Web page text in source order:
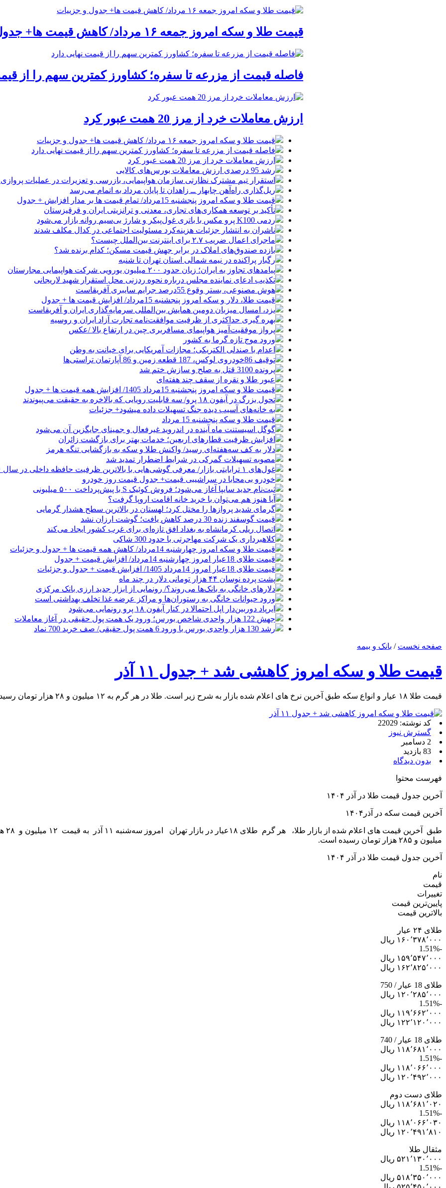
قیمت طلا و سکه امروز جمعه ۱۶ مرداد/ کاهش قیمت ها+ جدول و جزییات
فاصله قیمت از مزرعه تا سفره؛ کشاورز کمترین سهم را از
ارزش معاملات خرد از مرز 20 همت عبور کرد
قیمت طلا و سکه امروز جمعه ۱۶ مرداد/ کاهش قیمت ها+ جدول و جزییات
فاصله قیمت از مزرعه تا سفره؛ کشاورز کمترین سهم را از قیمت نهایی دارد
ارزش معاملات خرد از مرز 20 همت عبور کرد
رشد 95 درصدی ارزش معاملات بورس‌های کالایی
استقرار تیم مشترک نظارتی سازمان هواپیمایی، بازرسی و تعزیرات در عملیات پروازی
ریل‌گذاری راه‌آهن چابهار ــ زاهدان تا پایان مرداد به اتمام می‌رسد
قیمت طلا و سکه امروز پنجشنبه 15مرداد/ تمام قیمت ها بر مدار افزایش + جدول
تأکید بر توسعه همکاری‌های تجاری، معدنی و ترانزیتی ایران و قرقیزستان
ردمی K100 پرو مکس با باتری غول‌پیکر و شارژ بی‌سیم روانه بازار می‌شود
ناشران به انتشار جزئیات هزینه‌کرد مسئولیت اجتماعی در کدال مکلف شدند
ماجرای اعمال ضریب ۲.۷ برای اینترنت بین‌الملل چیست؟
بازده صندوق‌های املاک در برابر جهش قیمت مسکن؛ کدام برنده شد؟
رگبار پراکنده در نیمه شمالی استان تهران تا شنبه
پیامدهای تجاوز به ایران؛ زیان حدود ۲۰۰ میلیون یورویی شرکت هواپیمایی مجارستان
تکذیب ادعای نماینده مجلس درباره نحوه ردزنی محل استقرار شهید لاریجانی
هوش مصنوعی، بستر وقوع 55درصد جرایم سایبری آفریقاست
قیمت طلا، دلار و سکه امروز پنجشنبه 15مرداد/ افزایش قیمت ها + جدول
یزد، امسال میزبان دومین همایش بین‌المللی سرمایه‌گذاری ایران و آفریقاست
بهره گیری حداکثری از ظرفیت موافقت‌نامه تجارت آزاد ایران و روسیه
پرواز موفقیت‌آمیز هواپیمای مسافربری چین در ارتفاع بالا /عکس
ورود موج تازه گرما به کشور
اعدام با صندلی الکتریکی؛ مجازات آمریکایی برای خیانت به وطن
توقیف 86خودروی لوکس، 187 قطعه زمین و 86 آپارتمان تراستی‌ها
پرونده 3100 قتل به صلح و سازش ختم شد
عبور طلا و نقره از سقف چند هفته‌ای
قیمت طلا و سکه امروز پنجشنبه 15مرداد 1405/ افزایش همه قیمت ها + جدول
تحول بزرگ در آیفون ۱۸ پرو/ سه قابلیت رویایی که بالاخره به حقیقت می‌پیوندند
به خانه‌های آسیب دیده جنگ تسهیلات داده میشود+ جزئیات
قیمت طلا و سکه پنجشنبه 15 مرداد
گوگل اسیستنت ماه آینده در اندروید غیرفعال و جمینای جایگزین آن می‌شود
افزایش ظرفیت قطارهای اربعین؛ خدمات بهتر برای بازگشت زائران
دلار به کف سه‌هفته‌ای رسید/ واکنش طلا و سکه به بازگشایی تنگه هرمز
مصوبه تسهیلات گمرکی در شرایط اضطرار تمدید شد
غول‌های ۱ ترابایتی بازار/ معرفی گوشی‌هایی با بالاترین ظرفیت حافظه داخلی در سال ۲۰۲۶
خودرو بی‌محابا در سراشیبی قیمت+ جدول قیمت روز خودرو
ثبت‌نام جدید سایپا آغاز می‌شود؛ فروش کوئیک S با پیش‌پرداخت ۵۰۰ میلیونی
آیا هنوز هم می‌توان با خرید خانه اقامت اروپا گرفت؟
گرمای شدید پروازها را مختل کرد؛ لهستان در بالاترین سطح هشدار گرمایی
قیمت گوسفند زنده 30 درصد کاهش یافت؛ گوشت ارزان نشد
اتصال ریلی کرمانشاه به بغداد افق تازه‌ای برای غرب کشور ایجاد می‌کند
کلاهبرداری یک شرکت مهاجرتی با حدود 300 شاکی
قیمت طلا و سکه امروز چهارشنبه 14مرداد/ کاهش همه قیمت ها + جدول و جزئیات
قیمت طلای 18عیار امروز چهارشنبه 14مرداد/ افزایش قیمت + جدول
قیمت طلای 18عیار امروز 14مرداد 1405/ افزایش قیمت + جدول و جزئیات
پشت پرده نوسان ۴۴ هزار تومانی دلار در چند ماه
دلارهای خانگی به بانک‌ها می‌روند؟/ رونمایی از ابزار جدید ارزی بانک مرکزی
ورود حیوانات خانگی به رستوران‌ها و مراکز عرضه غذا تخلف بهداشتی است
ایرپاد دوربین‌دار اپل احتمالا در کنار آیفون ۱۸ پرو رونمایی می‌شود
جهش 122 هزار واحدی شاخص بورس؛ ورود یک همت پول حقیقی در آغاز معاملات
رشد 130 هزار واحدی بورس با ورود 6 همت پول حقیقی/ صف خرید 700 نماد
صفحه نخست / بانک و بیمه
قیمت طلا و سکه امروز کاهشی شد + جدول ۱۱ آذر
قیمت طلا ۱۸ عیار و انواع سکه طبق آخرین نرخ های اعلام شده بازار به شرح زیر است. طلا در هر گرم به ۱۲ میلیون و ۲۸ هزار تومان رسید.
کد نوشته: 22029
گسترش نیوز
2 دسامبر
83 بازدید
بدون دیدگاه
فهرست محتوا
آخرین جدول قیمت طلا در آذر ۱۴۰۴
آخرین قیمت سکه در آذر۱۴۰۴
میلیون و ۲۸۵ هزار تومان رسیده است.
آخرین جدول قیمت طلا در آذر ۱۴۰۴
نام
قیمت
تغییرات
پایین‌ترین قیمت
بالاترین قیمت
طلای ۲۴ عیار
۱۶۰٬۳۷۸٬۰۰۰ ریال
-1.51%
۱۵۹٬۵۴۷٬۰۰۰ ریال
۱۶۲٬۸۲۵٬۰۰۰ ریال
طلای 18 عیار / 750
۱۲۰٬۲۸۵٬۰۰۰ ریال
-1.51%
۱۱۹٬۶۶۲٬۰۰۰ ریال
۱۲۲٬۱۲۰٬۰۰۰ ریال
طلای 18 عیار / 740
۱۱۸٬۶۸۱٬۰۰۰ ریال
-1.51%
۱۱۸٬۰۶۶٬۰۰۰ ریال
۱۲۰٬۴۹۲٬۰۰۰ ریال
طلای دست دوم
۱۱۸٬۶۸۱٬۰۲۰ ریال
-1.51%
۱۱۸٬۰۶۶٬۰۳۰ ریال
۱۲۰٬۴۹۱٬۸۱۰ ریال
مثقال طلا
۵۲۱٬۱۳۰٬۰۰۰ ریال
-1.51%
۵۱۸٬۳۵۰٬۰۰۰ ریال